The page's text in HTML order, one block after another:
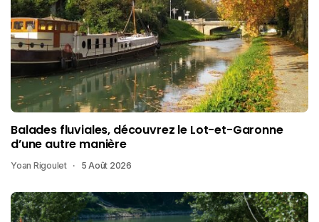
Balades fluviales, découvrez le Lot-et-Garonne
d’une autre manière
Yoan Rigoulet 5 Août 2026